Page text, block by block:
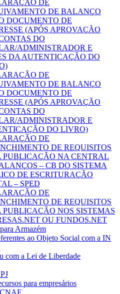
DE
DE BALANÇO
DOCUMENTO DE
(APÓS APROVAÇÃO
DO
ADMINISTRADOR E
DA AUTENTICAÇÃO DO
DE
DE BALANÇO
DOCUMENTO DE
(APÓS APROVAÇÃO
DO
ADMINISTRADOR E
DO LIVRO)
DE
DE REQUISITOS
PUBLICAÇÃO NA CENTRAL
– CB DO SISTEMA
DE ESCRITURAÇÃO
– SPED
DE
DE REQUISITOS
PUBLICAÇÃO NOS SISTEMAS
OU FUNDOS.NET
Armazém
ao Objeto Social com a IN
com a Lei de Liberdade
para empresários